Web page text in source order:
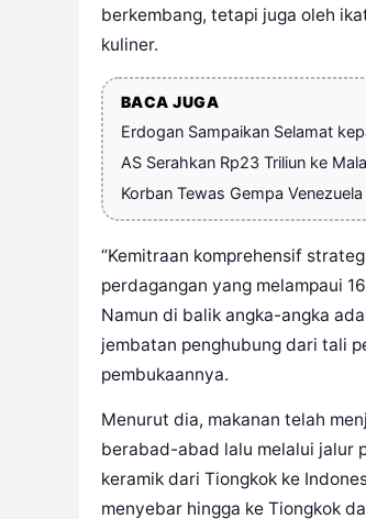
berkembang, tetapi juga oleh
kuliner.
BACA JUGA
Erdogan Sampaikan Selamat
AS Serahkan Rp23 Triliun ke
Korban Tewas Gempa
“Kemitraan komprehensif
perdagangan yang melampaui
Namun di balik angka-angka
jembatan penghubung dari tali
pembukaannya.
Menurut dia, makanan telah
berabad-abad lalu melalui jalur
keramik dari Tiongkok ke
menyebar hingga ke Tiongkok